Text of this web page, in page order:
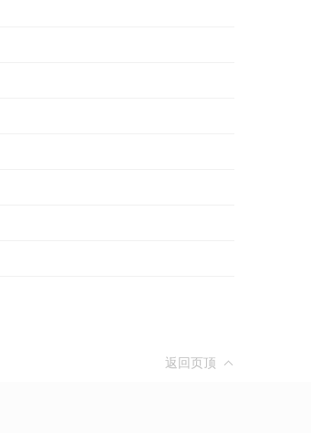
返回页顶